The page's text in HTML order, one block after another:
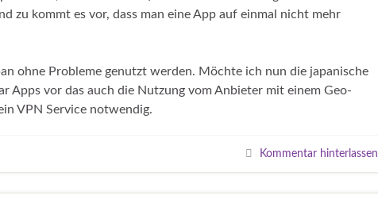
zu kommt es vor, dass man eine App auf einmal nicht mehr
ohne Probleme genutzt werden. Möchte ich nun die japanische
Apps vor das auch die Nutzung vom Anbieter mit einem Geo-
VPN Service notwendig.
Kommentar hinterlassen